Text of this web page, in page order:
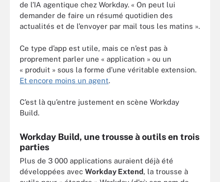
de l’IA agentique chez Workday. « On peut lui
demander de faire un résumé quotidien des
actualités et de l’envoyer par mail tous les matins ».
Ce type d’app est utile, mais ce n’est pas à
proprement parler une « application » ou un
« produit » sous la forme d’une véritable extension.
Et encore moins un agent.
C’est là qu’entre justement en scène Workday
Build.
Workday Build, une trousse à outils en trois
parties
Plus de 3 000 applications auraient déjà été
développées avec Workday Extend, la trousse à